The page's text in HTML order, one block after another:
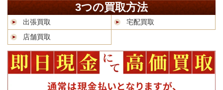
3つの買取方法
出張買取
宅配買取
店舗買取